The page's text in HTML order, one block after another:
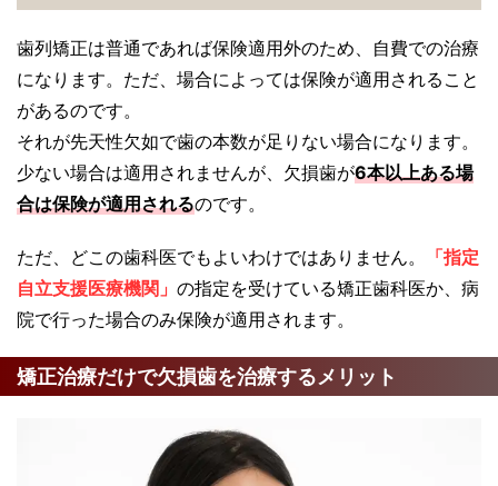
歯列矯正は普通であれば保険適用外のため、自費での治療
になります。ただ、場合によっては保険が適用されること
があるのです。
それが先天性欠如で歯の本数が足りない場合になります。
少ない場合は適用されませんが、欠損歯が6本以上ある場
合は保険が適用されるのです。
ただ、どこの歯科医でもよいわけではありません。
「指定
自立支援医療機関」 の指定を受けている矯正歯科医か、病
院で行った場合のみ保険が適用されます。
矯正治療だけで欠損歯を治療するメリット